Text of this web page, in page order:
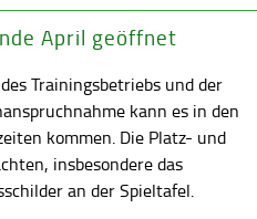
April geöffnet
Trainingsbetriebs und der
kann es in den
kommen. Die Platz- und
insbesondere das
an der Spieltafel.